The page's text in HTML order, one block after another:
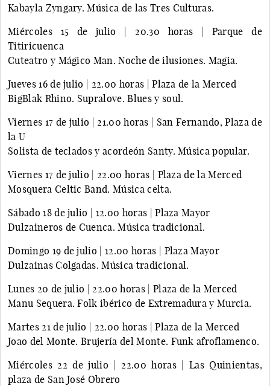
Kabayla Zyngary. Música de las Tres Culturas.
Miércoles 15 de julio | 20.30 horas | Parque de
Titiricuenca
Cuteatro y Mágico Man. Noche de ilusiones. Magia.
Jueves 16 de julio | 22.00 horas | Plaza de la Merced
BigBlak Rhino. Supralove. Blues y soul.
Viernes 17 de julio | 21.00 horas | San Fernando, Plaza de
la U
Solista de teclados y acordeón Santy. Música popular.
Viernes 17 de julio | 22.00 horas | Plaza de la Merced
Mosquera Celtic Band. Música celta.
Sábado 18 de julio | 12.00 horas | Plaza Mayor
Dulzaineros de Cuenca. Música tradicional.
Domingo 19 de julio | 12.00 horas | Plaza Mayor
Dulzainas Colgadas. Música tradicional.
Lunes 20 de julio | 22.00 horas | Plaza de la Merced
Manu Sequera. Folk ibérico de Extremadura y Murcia.
Martes 21 de julio | 22.00 horas | Plaza de la Merced
Joao del Monte. Brujería del Monte. Funk afroflamenco.
Miércoles 22 de julio | 22.00 horas | Las Quinientas,
plaza de San José Obrero